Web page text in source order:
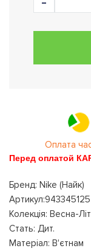
Оплата
Перед оплатой
Бренд: Nike (Найк)
Артикул:943345125
Колекція: Весна-
Стать: Дит.
Матеріал: В'єтнам